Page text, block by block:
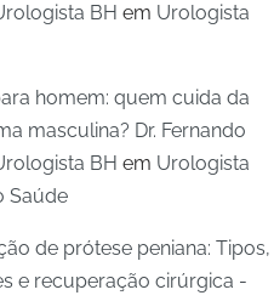
BH em Urologista
homem: quem cuida da
masculina? Dr. Fernando
BH em Urologista
Saúde
de prótese peniana: Tipos,
e recuperação cirúrgica -